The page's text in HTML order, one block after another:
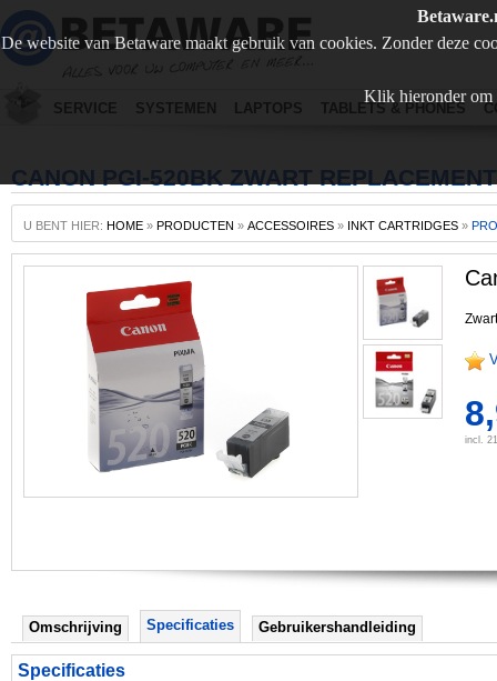
De website van Betaware maakt gebruik van cookies. Zonder deze
Klik hieronder om
SERVICE SYSTEMEN LAPTOPS TABLETS & PHONES
CANON PGI-520BK ZWART REPLACEMENT
U BENT HIER: HOME » PRODUCTEN » ACCESSOIRES » INKT CARTRIDGES »
incl.
Omschrijving Specificaties Gebruikershandleiding
Specificaties